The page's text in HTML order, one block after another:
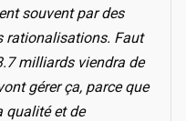
souvent par des
rationalisations. Faut
milliards viendra de
gérer ça, parce que
qualité et de